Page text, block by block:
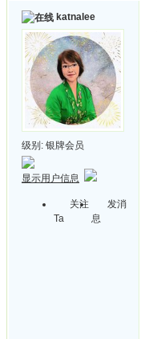
katnalee
级别: 银牌会员
显示用户信息
关注
Ta
发消
息